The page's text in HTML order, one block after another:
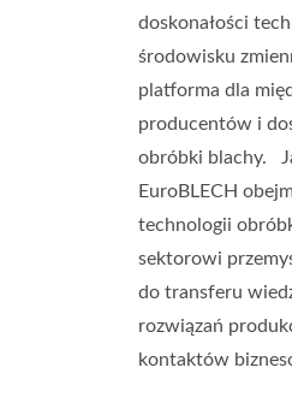
doskonałości
środowisku
platforma dla
producentów i
obróbki blachy.
EuroBLECH
technologii
sektorowi
do transferu
rozwiązań
kontaktów